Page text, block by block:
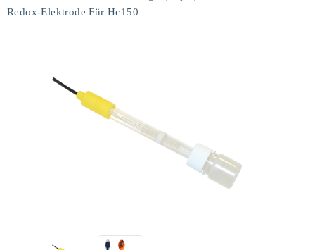
Redox-Elektrode Für Hc150